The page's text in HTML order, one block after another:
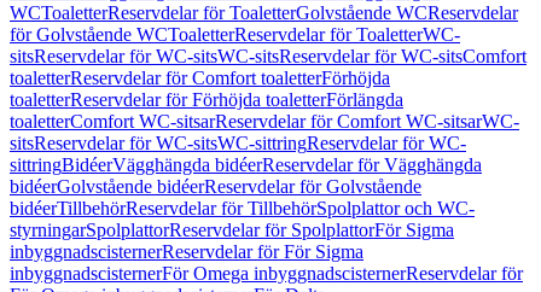
WCToaletterReservdelar för ToaletterGolvstående WCReservdelar
för Golvstående WCToaletterReservdelar för ToaletterWC-
sitsReservdelar för WC-sitsWC-sitsReservdelar för WC-sitsComfort
toaletterReservdelar för Comfort toaletterFörhöjda
toaletterReservdelar för Förhöjda toaletterFörlängda
toaletterComfort WC-sitsarReservdelar för Comfort WC-sitsarWC-
sitsReservdelar för WC-sitsWC-sittringReservdelar för WC-
sittringBidéerVägghängda bidéerReservdelar för Vägghängda
bidéerGolvstående bidéerReservdelar för Golvstående
bidéerTillbehörReservdelar för TillbehörSpolplattor och WC-
styrningarSpolplattorReservdelar för SpolplattorFör Sigma
inbyggnadscisternerReservdelar för För Sigma
inbyggnadscisternerFör Omega inbyggnadscisternerReservdelar för